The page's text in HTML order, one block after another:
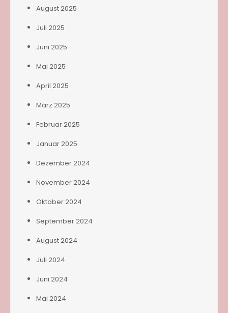
August 2025
Juli 2025
Juni 2025
Mai 2025
April 2025
März 2025
Februar 2025
Januar 2025
Dezember 2024
November 2024
Oktober 2024
September 2024
August 2024
Juli 2024
Juni 2024
Mai 2024